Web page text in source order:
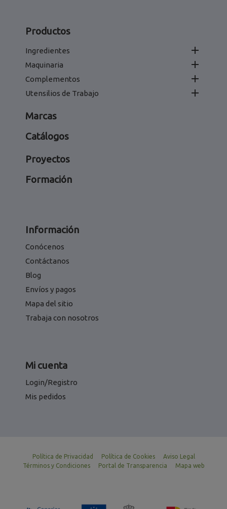
Productos
Ingredientes 
Maquinaria 
Complementos 
Utensilios de Trabajo 
Marcas
Catálogos
Proyectos
Formación
Información
Conócenos
Contáctanos
Blog
Envíos y pagos
Mapa del sitio
Trabaja con nosotros
Mi cuenta
Login/Registro
Mis pedidos
Política de Privacidad Política de Cookies
Aviso Legal
Términos y Condiciones
Portal de Transparencia Mapa web